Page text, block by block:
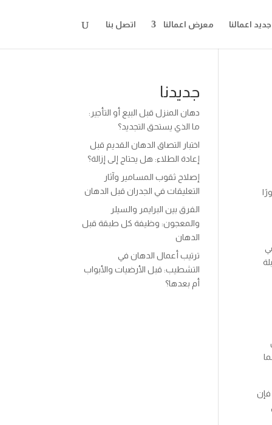
جديد اعمالنا معرض اعمالنا اتصل بنا
فإن
جديدنا
دهان المنزل قبل البيع أو التأجير:
ما الذي يستحق التجديد؟
اختبار التصاق الدهان القديم قبل
إعادة الطلاء: هل يحتاج إلى إزالة؟
إصلاح ثقوب المسامير وآثار
التعليقات في الجدران قبل الدهان
الفرق بين البرايمر والسيلر
والمعجون: وظيفة كل طبقة قبل
الدهان
ترتيب أعمال الدهان في
التشطيب: قبل الأرضيات والأبواب
أم بعدها؟